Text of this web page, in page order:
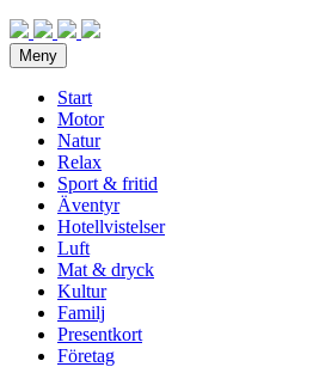
Meny
Start
Motor
Natur
Relax
Sport & fritid
Äventyr
Hotellvistelser
Luft
Mat & dryck
Kultur
Familj
Presentkort
Företag